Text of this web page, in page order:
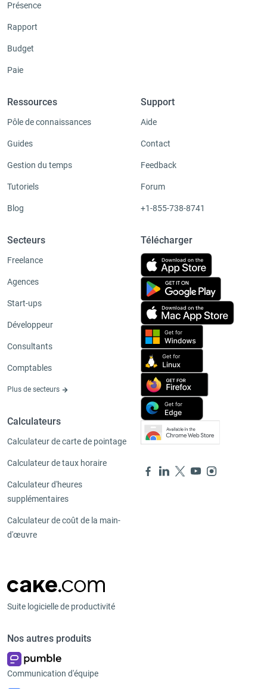
Présence
Rapport
Budget
Paie
Ressources
Pôle de connaissances
Guides
Gestion du temps
Tutoriels
Blog
Secteurs
Freelance
Agences
Start-ups
Développeur
Consultants
Comptables
Plus de secteurs
Calculateurs
Calculateur de carte de pointage
Calculateur de taux horaire
Calculateur d'heures
supplémentaires
Calculateur de coût de la main-
d'œuvre
Support
Aide
Contact
Feedback
Forum
+1-855-738-8741
Télécharger
Suite logicielle de productivité
Nos autres produits
Communication d'équipe